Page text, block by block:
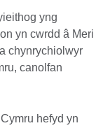
yng
yn cwrdd â Meri
chynrychiolwyr
canolfan
hefyd yn